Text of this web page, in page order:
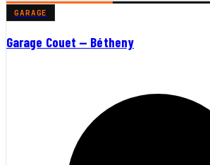
GARAGE
Garage Couet — Bétheny